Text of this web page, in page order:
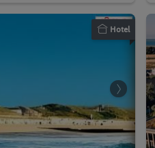
Hotel